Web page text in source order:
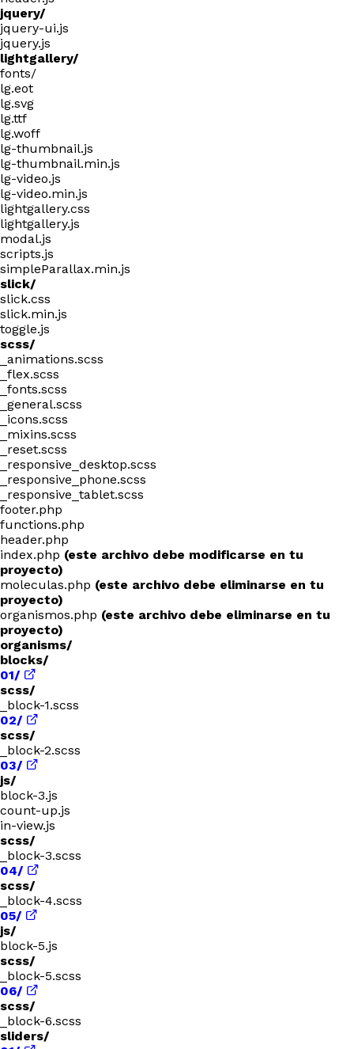
jquery/
jquery-ui.js
jquery.js
lightgallery/
fonts/
lg.eot
lg.svg
lg.ttf
lg.woff
lg-thumbnail.js
lg-thumbnail.min.js
lg-video.js
lg-video.min.js
lightgallery.css
lightgallery.js
modal.js
scripts.js
simpleParallax.min.js
slick/
slick.css
slick.min.js
toggle.js
scss/
_animations.scss
_flex.scss
_fonts.scss
_general.scss
_icons.scss
_mixins.scss
_reset.scss
_responsive_desktop.scss
_responsive_phone.scss
_responsive_tablet.scss
footer.php
functions.php
header.php
index.php (este archivo debe modificarse en tu
proyecto)
moleculas.php (este archivo debe eliminarse en tu
proyecto)
organismos.php (este archivo debe eliminarse en tu
proyecto)
organisms/
blocks/
01/
scss/
_block-1.scss
02/
scss/
_block-2.scss
03/
js/
block-3.js
count-up.js
in-view.js
scss/
_block-3.scss
04/
scss/
_block-4.scss
05/
js/
block-5.js
scss/
_block-5.scss
06/
scss/
_block-6.scss
sliders/